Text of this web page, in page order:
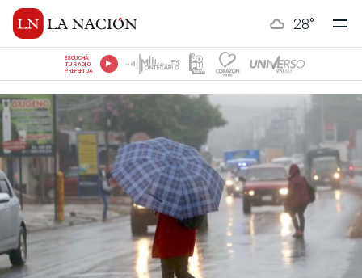
28°
ESCUCHÁ
TU RADIO
PREFERIDA